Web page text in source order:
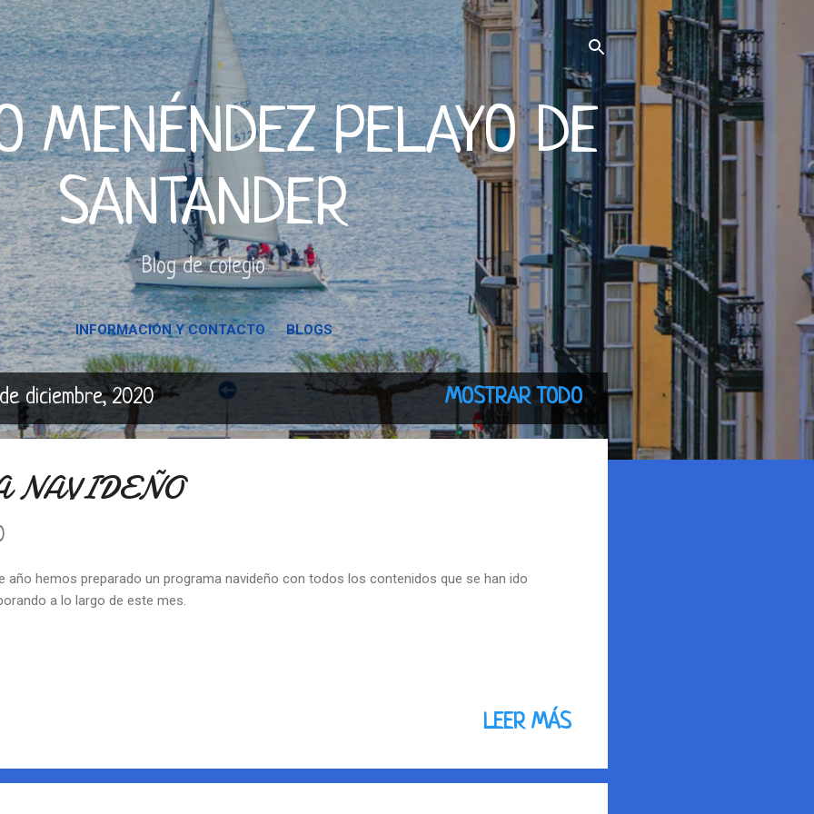
Ir al contenido principal
MENÉNDEZ PELAYO DE
SANTANDER
Blog de colegio
INFORMACIÓN Y CONTACTO BLOGS
diciembre, 2020 MOSTRAR TODO
NAVIDEÑO
año hemos preparado un programa navideño con todos los contenidos que se han ido
a lo largo de este mes.
LEER MÁS